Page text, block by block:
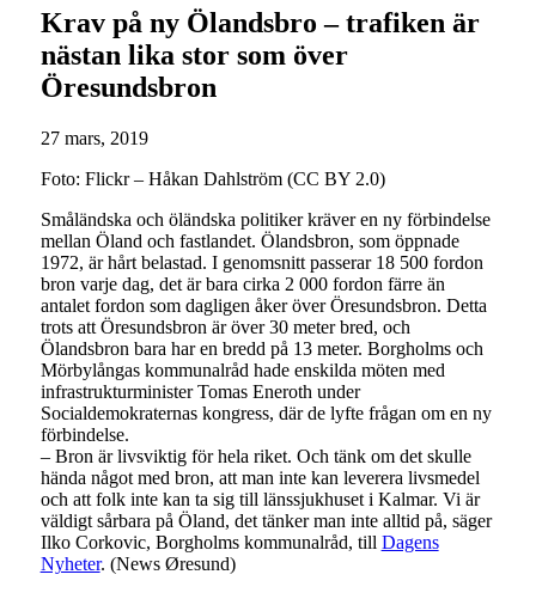
Krav på ny Ölandsbro – trafiken är
nästan lika stor som över
Öresundsbron
27 mars, 2019
Foto: Flickr – Håkan Dahlström (CC BY 2.0)
Småländska och öländska politiker kräver en ny förbindelse
mellan Öland och fastlandet. Ölandsbron, som öppnade
1972, är hårt belastad. I genomsnitt passerar 18 500 fordon
bron varje dag, det är bara cirka 2 000 fordon färre än
antalet fordon som dagligen åker över Öresundsbron. Detta
trots att Öresundsbron är över 30 meter bred, och
Ölandsbron bara har en bredd på 13 meter. Borgholms och
Mörbylångas kommunalråd hade enskilda möten med
infrastrukturminister Tomas Eneroth under
Socialdemokraternas kongress, där de lyfte frågan om en ny
förbindelse.
– Bron är livsviktig för hela riket. Och tänk om det skulle
hända något med bron, att man inte kan leverera livsmedel
och att folk inte kan ta sig till länssjukhuset i Kalmar. Vi är
väldigt sårbara på Öland, det tänker man inte alltid på, säger
Ilko Corkovic, Borgholms kommunalråd, till Dagens
Nyheter. (News Øresund)